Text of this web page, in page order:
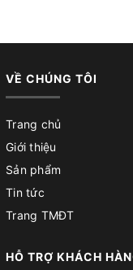
VỀ CHÚNG TÔI
Trang chủ
Giới thiệu
Sản phẩm
Tin tức
Trang TMĐT
HỖ TRỢ KHÁCH